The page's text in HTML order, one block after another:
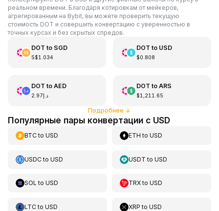
реальном времени. Благодаря котировкам от мейкеров,
агрегированным на Bybit, вы можете проверить текущую
стоимость DOT и совершить конвертацию с уверенностью в
точных курсах и без скрытых спредов.
DOT to SGD
S$1.034
DOT to USD
$0.808
DOT to AED
د.إ2.97
DOT to ARS
$1,211.65
Подробнее ↓
Популярные пары конвертации с USD
BTCto USD ETH toUSD
USDCto USD USDT toUSD
SOL to USD TRXtoUSD
LTCto USD XRP toUSD